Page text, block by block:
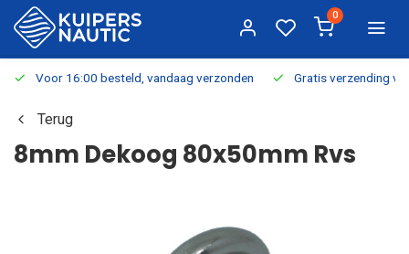
0
Voor 16:00 besteld, vandaag verzonden Gratis verzending
Terug
8mm Dekoog 80x50mm Rvs